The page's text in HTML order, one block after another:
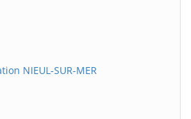
NIEUL-SUR-MER